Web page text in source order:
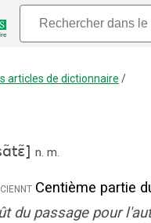
articles de dictionnaire /
] n. m.
Centième partie
du passage pour